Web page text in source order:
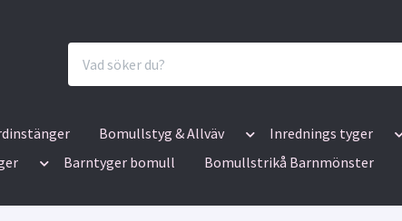
Bomullstyg & Allväv Inrednings tyger
Barntyger bomull Bomullstrikå Barnmönster